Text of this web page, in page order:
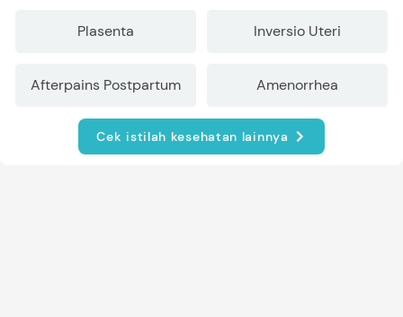
Plasenta Inversio Uteri
Afterpains Postpartum Amenorrhea
Cek istilah kesehatan lainnya